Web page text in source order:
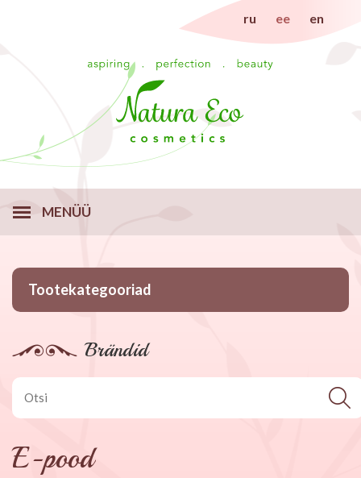
ru ee en
MENÜÜ
Tootekategooriad
Brändid
E-pood